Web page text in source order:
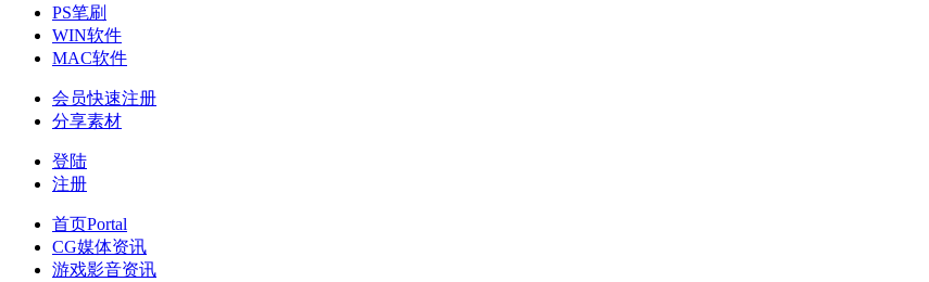
PS笔刷
WIN软件
MAC软件
会员快速注册
分享素材
登陆
注册
首页Portal
CG媒体资讯
游戏影音资讯